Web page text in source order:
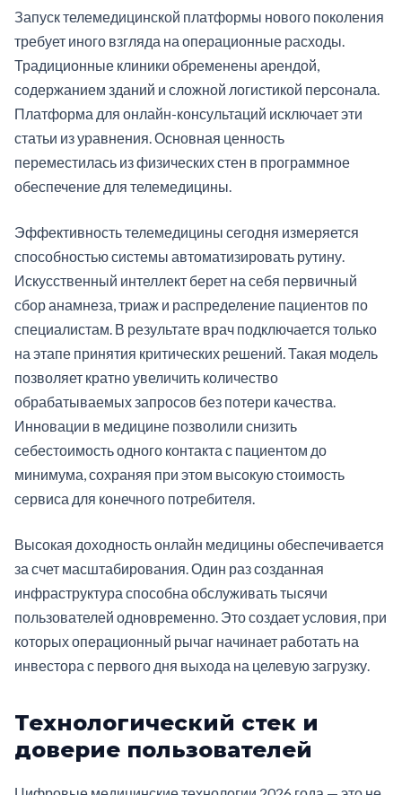
Запуск телемедицинской платформы нового поколения
требует иного взгляда на операционные расходы.
Традиционные клиники обременены арендой,
содержанием зданий и сложной логистикой персонала.
Платформа для онлайн-консультаций исключает эти
статьи из уравнения. Основная ценность
переместилась из физических стен в программное
обеспечение для телемедицины.
Эффективность телемедицины сегодня измеряется
способностью системы автоматизировать рутину.
Искусственный интеллект берет на себя первичный
сбор анамнеза, триаж и распределение пациентов по
специалистам. В результате врач подключается только
на этапе принятия критических решений. Такая модель
позволяет кратно увеличить количество
обрабатываемых запросов без потери качества.
Инновации в медицине позволили снизить
себестоимость одного контакта с пациентом до
минимума, сохраняя при этом высокую стоимость
сервиса для конечного потребителя.
Высокая доходность онлайн медицины обеспечивается
за счет масштабирования. Один раз созданная
инфраструктура способна обслуживать тысячи
пользователей одновременно. Это создает условия, при
которых операционный рычаг начинает работать на
инвестора с первого дня выхода на целевую загрузку.
Технологический стек и
доверие пользователей